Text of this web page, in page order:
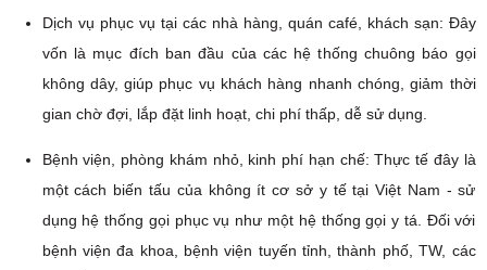
Dịch vụ phục vụ tại các nhà hàng, quán café, khách sạn: Đây
vốn là mục đích ban đầu của các hệ thống chuông báo gọi
không dây, giúp phục vụ khách hàng nhanh chóng, giảm thời
gian chờ đợi, lắp đặt linh hoạt, chi phí thấp, dễ sử dụng.
Bệnh viện, phòng khám nhỏ, kinh phí hạn chế: Thực tế đây là
một cách biến tấu của không ít cơ sở y tế tại Việt Nam - sử
dụng hệ thống gọi phục vụ như một hệ thống gọi y tá. Đối với
bệnh viện đa khoa, bệnh viện tuyến tỉnh, thành phố, TW, các